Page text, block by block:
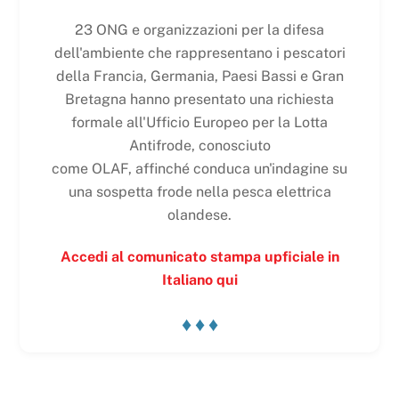
23 ONG e organizzazioni per la difesa
dell'ambiente che rappresentano i pescatori
della Francia, Germania, Paesi Bassi e Gran
Bretagna hanno presentato una richiesta
formale all'Ufficio Europeo per la Lotta
Antifrode, conosciuto
come OLAF, affinché conduca un'indagine su
una sospetta frode nella pesca elettrica
olandese.
Accedi al comunicato stampa upficiale in
Italiano qui
♦ ♦ ♦